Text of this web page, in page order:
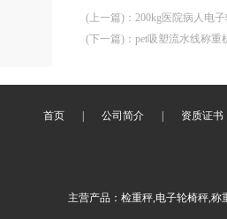
(上一篇) ： 200kg医院病人电
(下一篇) ： pet吸塑流水线称重
首页 公司简介 资质证书
主营产品：检重秤,电子轮椅秤,